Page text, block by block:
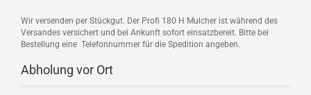
Wir versenden per Stückgut. Der Profi 180 H Mulcher ist während des
Versandes versichert und bei Ankunft sofort einsatzbereit. Bitte bei
Bestellung eine Telefonnummer für die Spedition angeben.
Abholung vor Ort